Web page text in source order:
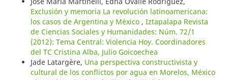
Exclusión y memoria La revolución latinoamericana:
los casos de Argentina y México , Iztapalapa Revista
de Ciencias Sociales y Humanidades: Núm. 72/1
(2012): Tema Central: Violencia Hoy. Coordinadores
del TC Cristina Alba, Julio Goicoechea
Jade Latargère, Una perspectiva constructivista y
cultural de los conflictos por agua en Morelos, México